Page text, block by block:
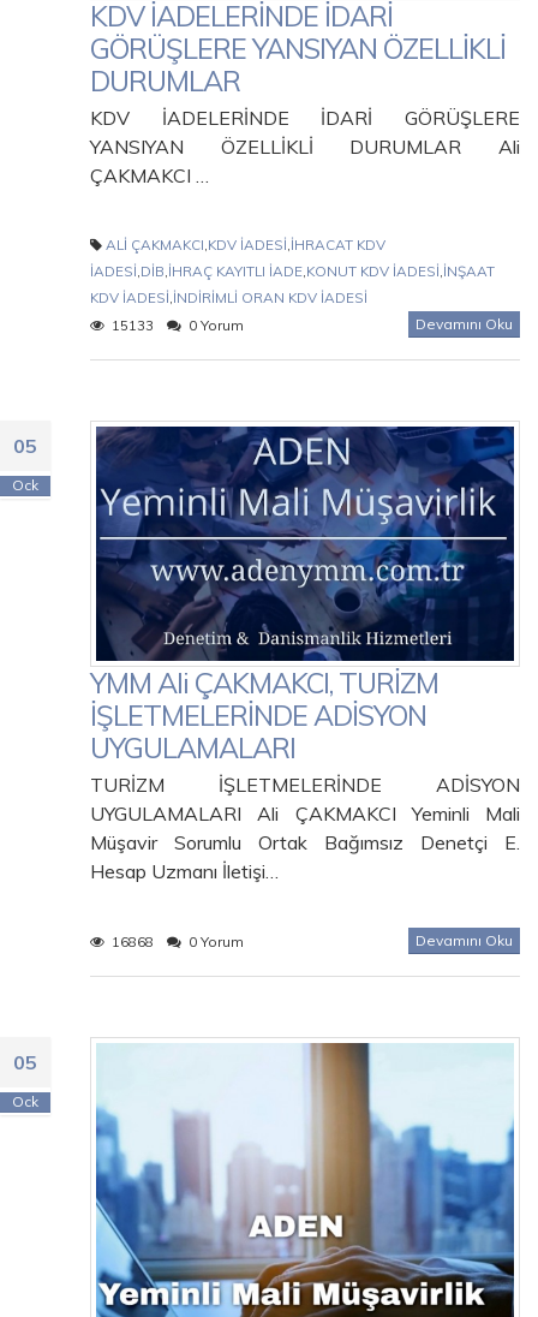
KDV İADELERİNDE İDARİ
GÖRÜŞLERE YANSIYAN ÖZELLİKLİ
DURUMLAR
KDV İADELERİNDE İDARİ GÖRÜŞLERE
YANSIYAN ÖZELLİKLİ DURUMLAR Ali
ÇAKMAKCI …
ALİ ÇAKMAKCI KDV İADESİ İHRACAT KDV
İADESİ DİB İHRAÇ KAYITLI İADE KONUT KDV İADESİ İNŞAAT
KDV İADESİ İNDİRİMLİ ORAN KDV İADESİ
15133
0 Yorum Devamını Oku
05
Ock
YMM Ali ÇAKMAKCI, TURİZM
İŞLETMELERİNDE ADİSYON
UYGULAMALARI
TURİZM İŞLETMELERİNDE ADİSYON
UYGULAMALARI Ali ÇAKMAKCI Yeminli Mali
Müşavir Sorumlu Ortak Bağımsız Denetçi E.
Hesap Uzmanı İletişi…
16868 0 Yorum Devamını Oku
05
Ock